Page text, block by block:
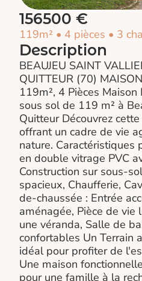
156500 €
119m² • 4 pièces • 3
Description
BEAUJEU SAINT
QUITTEUR (70)
119m², 4 Pièces
sous sol de 119 m² à
Quitteur Découvrez
offrant un cadre de vie
nature. Caractéristiques
en double vitrage PVC
Construction sur sous-
spacieux, Chaufferie,
de-chaussée : Entrée
aménagée, Pièce de
une véranda, Salle de
confortables Un Terrain
idéal pour profiter de
Une maison
pour une famille à la